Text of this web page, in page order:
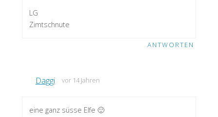
LG
Zimtschnute
ANTWORTEN
Daggi vor 14 Jahren
eine ganz süsse Elfe 🙂